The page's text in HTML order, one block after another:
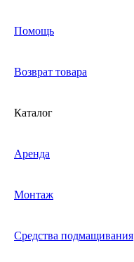
Помощь
Возврат товара
Каталог
Аренда
Монтаж
Средства подмащивания